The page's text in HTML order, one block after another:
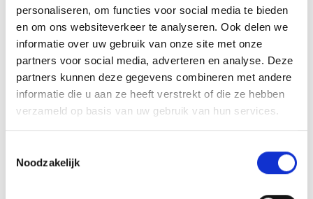
personaliseren, om functies voor social media te bieden
en om ons websiteverkeer te analyseren. Ook delen we
informatie over uw gebruik van onze site met onze
partners voor social media, adverteren en analyse. Deze
partners kunnen deze gegevens combineren met andere
informatie die u aan ze heeft verstrekt of die ze hebben
verzameld op basis van uw gebruik van hun services.
Noodzakelijk
Provisum op 020 6213 891 of via info@provisum.nl.
Algemeen
pensioen